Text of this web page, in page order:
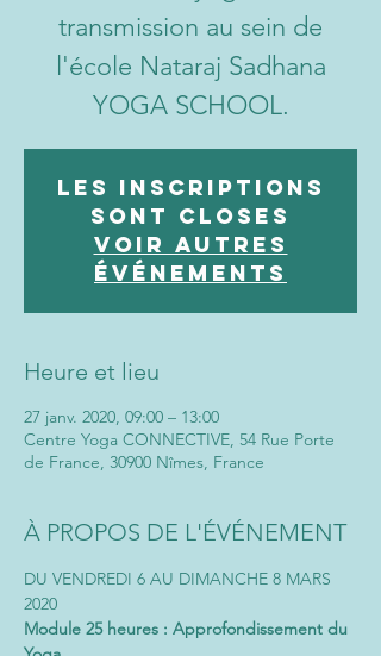
transmission au sein de
l'école Nataraj Sadhana
YOGA SCHOOL.
Les inscriptions
sont closes
Voir autres
événements
Heure et lieu
27 janv. 2020, 09:00 – 13:00
Centre Yoga CONNECTIVE, 54 Rue Porte
de France, 30900 Nîmes, France
À PROPOS DE L'ÉVÉNEMENT
DU VENDREDI 6 AU DIMANCHE 8 MARS
2020
Module 25 heures : Approfondissement du